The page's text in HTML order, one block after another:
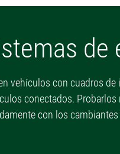
vehículos con cuadros
conectados.
con los